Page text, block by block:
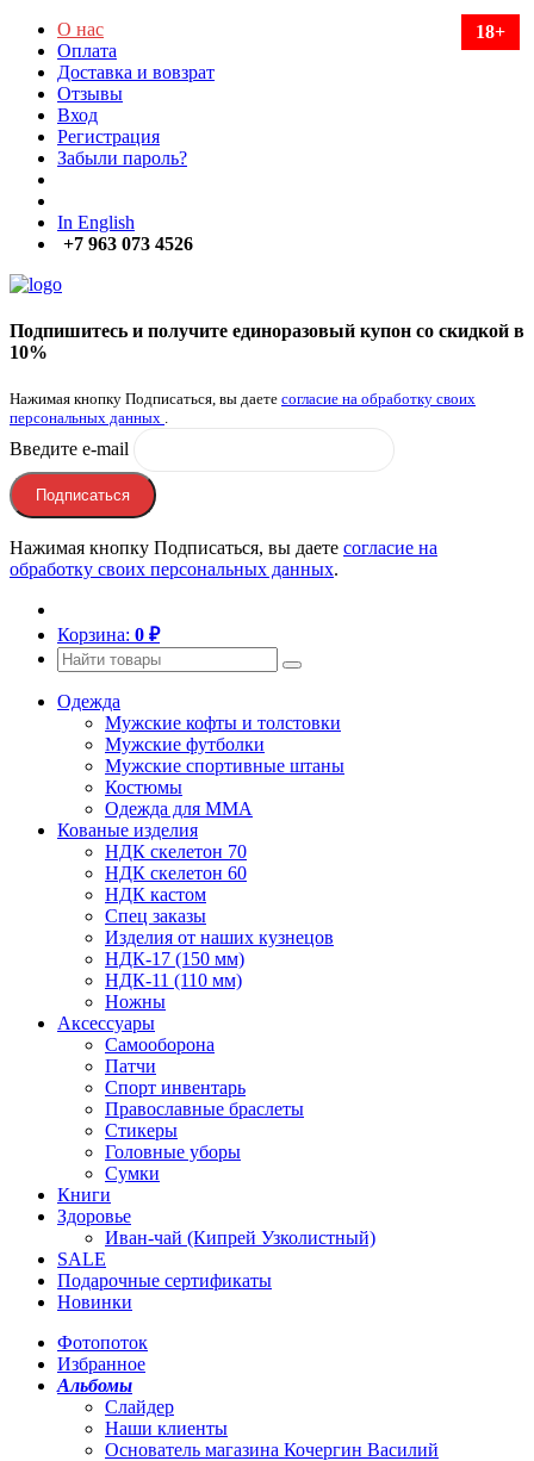
О нас
Оплата
Доставка и вовзрат
Отзывы
Вход
Регистрация
Забыли пароль?
In English
+7 963 073 4526
Подпишитесь и получите единоразовый купон со скидкой в
10%
Нажимая кнопку Подписаться, вы даете согласие на обработку своих
персональных данных
Введите e-mail
Нажимая кнопку Подписаться, вы даете согласие на
обработку своих персональных данных.
Корзина: 0 ₽
Одежда
Мужские кофты и толстовки
Мужские футболки
Мужские спортивные штаны
Костюмы
Одежда для ММА
Кованые изделия
НДК скелетон 70
НДК скелетон 60
НДК кастом
Спец заказы
Изделия от наших кузнецов
НДК-17 (150 мм)
НДК-11 (110 мм)
Ножны
Аксессуары
Самооборона
Патчи
Спорт инвентарь
Православные браслеты
Стикеры
Головные уборы
Сумки
Книги
Здоровье
Иван-чай (Кипрей Узколистный)
SALE
Подарочные сертификаты
Новинки
Фотопоток
Избранное
Альбомы
Слайдер
Наши клиенты
Основатель магазина Кочергин Василий
18+